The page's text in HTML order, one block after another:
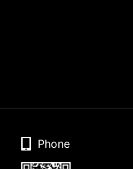
Phone